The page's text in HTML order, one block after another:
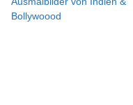
Bollywoood